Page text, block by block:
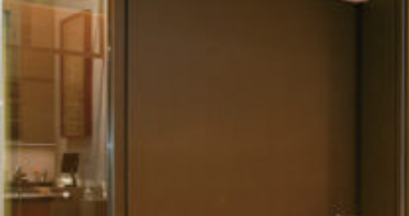
おすすめの映画
紹介します。
おすすめのイベント